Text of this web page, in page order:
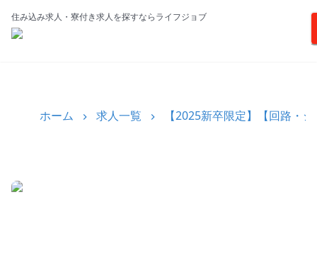
住み込み求人・寮付き求人を探すならライフジョブ
ホーム 求人一覧 【2025新卒限定】【回路・